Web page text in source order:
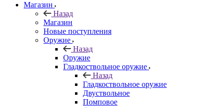
Магазин
Назад
Магазин
Новые поступления
Оружие
Назад
Оружие
Гладкоствольное оружие
Назад
Гладкоствольное оружие
Двуствольное
Помповое